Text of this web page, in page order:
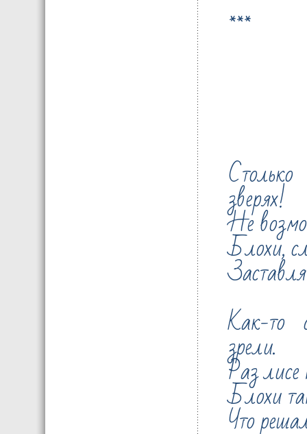
***
зверях!
Не
Блохи,
Как-то
зрели.
Раз
Блохи
Что